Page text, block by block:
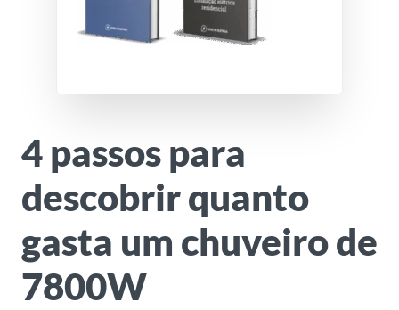
4 passos para
descobrir quanto
gasta um chuveiro de
7800W